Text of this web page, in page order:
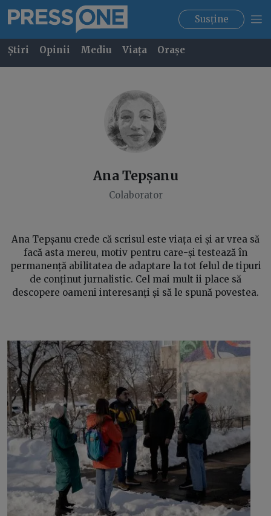
Susține
Știri Opinii Mediu Viața Orașe
Ana Tepșanu
Colaborator
Ana Tepșanu crede că scrisul este viața ei și ar vrea să
facă asta mereu, motiv pentru care-și testează în
permanență abilitatea de adaptare la tot felul de tipuri
de conținut jurnalistic. Cel mai mult ii place să
descopere oameni interesanți și să le spună povestea.